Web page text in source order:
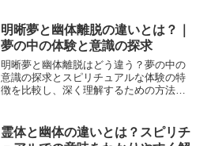
明晰夢と幽体離脱の違いとは？｜
夢の中の体験と意識の探求
明晰夢と幽体離脱はどう違う？夢の中の
意識の探求とスピリチュアルな体験の特
徴を比較し、深く理解するための方法を
霊体と幽体の違いとは？スピリチ